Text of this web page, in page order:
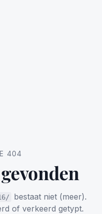
404
bestaat niet (meer).
of verkeerd getypt.